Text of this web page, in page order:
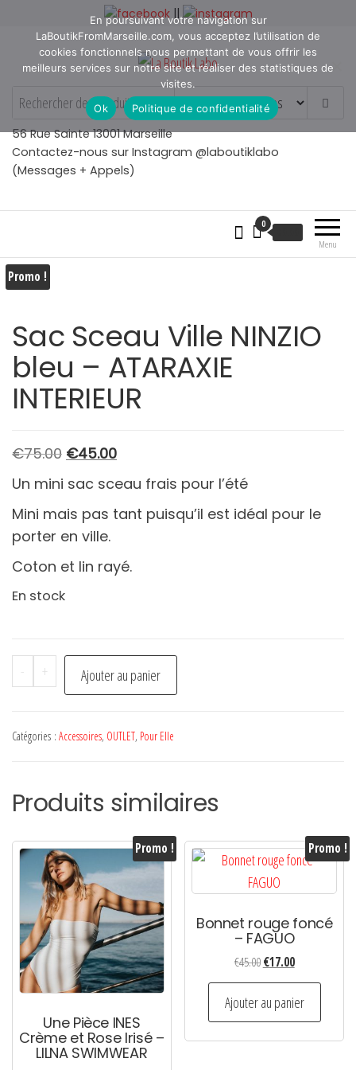
||
La Boutik Labo
La boutique de denicheur
de talents à Marseille en
Provence
56 Rue Sainte 13001 Marseille
Contactez-nous sur Instagram @laboutiklabo
(Messages + Appels)
Menu
0
Promo !
Sac Sceau Ville NINZIO
bleu – ATARAXIE
INTERIEUR
€75.00 Le
était :
€75.00.
€45.00Le
est :
Un mini sac sceau frais pour l’été
Mini mais pas tant puisqu’il est idéal pour le
porter en ville.
Coton et lin rayé.
En stock
-
quantité
de
Sceau
bleu
ATARAXIE
INTERIEUR
+ Ajouter au panier
Catégories : Accessoires, OUTLET, Pour Elle
Produits similaires
Promo !
Une Pièce INES
Crème et Rose Irisé –
LILNA SWIMWEAR
Promo !
Bonnet rouge foncé
– FAGUO
€45.00 Le
prix
initial
était :
€45.00.
€17.00Le
prix
actuel
est :
€17.00.
Ajouter au panier
En poursuivant votre navigation sur
LaBoutikFromMarseille.com, vous acceptez l’utilisation de
cookies fonctionnels nous permettant de vous offrir les
meilleurs services sur notre site et réaliser des statistiques de
visites.
Ok
Politique de confidentialité